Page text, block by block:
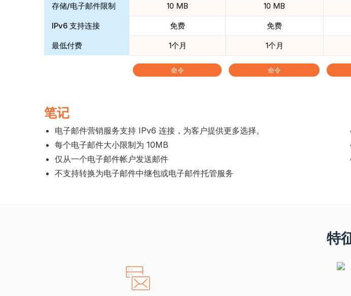
存储/电子邮件限制 10 MB 10 MB
IPv6 支持连接 免费 免费
最低付费 1个月 1个月
命令 命令
笔记
电子邮件营销服务支持 IPv6 连接，为客户提供更多选择。
每个电子邮件大小限制为 10MB
仅从一个电子邮件帐户发送邮件
不支持转换为电子邮件中继包或电子邮件托管服务
特